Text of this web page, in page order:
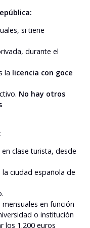
si tiene
durante el
la licencia con goce
No hay otros
clase turista, desde
ciudad española de
en función
o institución
los 1.200 euros